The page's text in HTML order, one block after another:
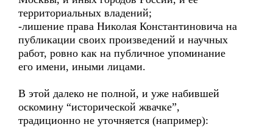
территориальных владений;
-лишение права Николая Константиновича на
публикации своих произведений и научных
работ, ровно как на публичное упоминание
его имени, иными лицами.
В этой далеко не полной, и уже набившей
оскомину “исторической жвачке”,
традиционно не уточняется (например):